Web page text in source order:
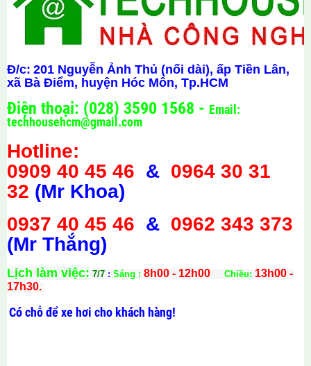
Đ/c: 201 Nguyễn Ảnh Thủ (nối dài), ấp Tiền Lân,
xã Bà Điểm, huyện Hóc Môn, Tp.HCM
Điện thoại: (028) 3590 1568 - Email:
techhousehcm@gmail.com
Hotline:
0909 40 45 46 & 0964 30 31
32 (Mr Khoa)
0937 40 45 46 &0962 343 373
(Mr Thắng)
Lịch làm việc: 7/7: Sáng : 8h00 - 12h00 Chiều: 13h00 -
17h30.
Có chỗ để xe hơi cho khách hàng!